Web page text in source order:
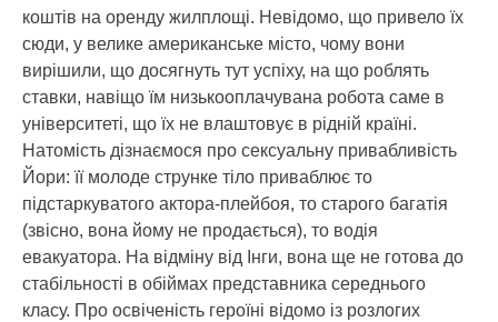
коштів на оренду жилплощі. Невідомо, що привело їх
сюди, у велике американське місто, чому вони
вирішили, що досягнуть тут успіху, на що роблять
ставки, навіщо їм низькооплачувана робота саме в
університеті, що їх не влаштовує в рідній країні.
Натомість дізнаємося про сексуальну привабливість
Йори: її молоде струнке тіло приваблює то
підстаркуватого актора-плейбоя, то старого багатія
(звісно, вона йому не продається), то водія
евакуатора. На відміну від Інги, вона ще не готова до
стабільності в обіймах представника середнього
класу. Про освіченість героїні відомо із розлогих